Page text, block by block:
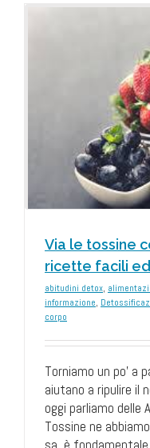
Via le tossine
ricette facili
abitudini detox,
informazione,
corpo
Torniamo un po' a
aiutano a ripulire il
oggi parliamo delle
Tossine ne
sa, è